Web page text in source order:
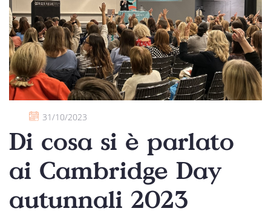
31/10/2023
Di cosa si è parlato
ai Cambridge Day
autunnali 2023